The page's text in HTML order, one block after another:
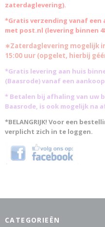
zaterdaglevering).
*Gratis verzending vanaf een
met post.nl (levering binnen
∗Zaterdaglevering mogelijk
15:00 uur (opgelet, hierbij
*Gratis levering aan huis
(Baasrode)vanaf een
* Betalen bij afhaling van uw
Baasrode, is ook mogelijk na
*BELANGRIJK! Voor een
verplicht zich in te loggen.
CATEGORIEËN